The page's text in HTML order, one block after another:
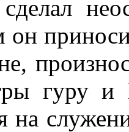
он
гуру
на